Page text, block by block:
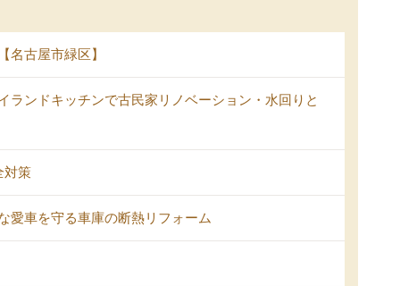
古屋市緑区】
ンドキッチンで古民家リノベーション・水回りと
対策
愛車を守る車庫の断熱リフォーム